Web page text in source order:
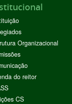
Organizacional
do reitor
CS